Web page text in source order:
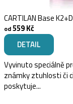
CARTILAN Base
od559 Kč
DETAIL
Vyvinuto speciálně
známky ztuhlosti či
poskytuje...